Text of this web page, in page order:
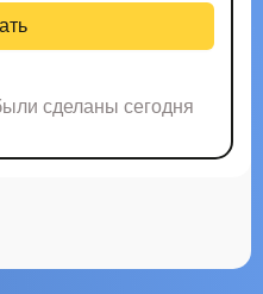
сделаны сегодня